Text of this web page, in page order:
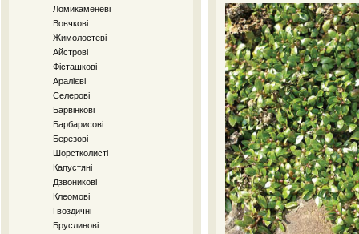
Ломикаменеві
Вовчкові
Жимолостеві
Айстрові
Фісташкові
Аралієві
Селерові
Барвінкові
Барбарисові
Березові
Шорстколисті
Капустяні
Дзвоникові
Клеомові
Гвоздичні
Бруслинові